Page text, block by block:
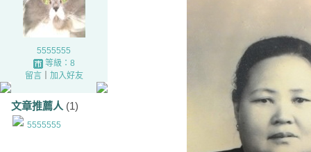
5555555
等級：8
留言｜ 加入好友
文章推薦人 (1)
5555555